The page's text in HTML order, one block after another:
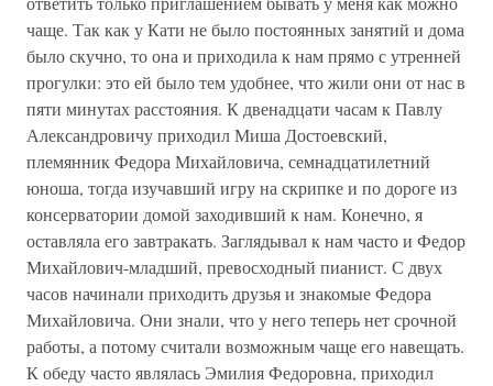
чаще. Так как у Кати не было постоянных занятий и дома
было скучно, то она и приходила к нам прямо с утренней
прогулки: это ей было тем удобнее, что жили они от нас в
пяти минутах расстояния. К двенадцати часам к Павлу
Александровичу приходил Миша Достоевский,
племянник Федора Михайловича, семнадцатилетний
юноша, тогда изучавший игру на скрипке и по дороге из
консерватории домой заходивший к нам. Конечно, я
оставляла его завтракать. Заглядывал к нам часто и Федор
Михайлович-младший, превосходный пианист. С двух
часов начинали приходить друзья и знакомые Федора
Михайловича. Они знали, что у него теперь нет срочной
работы, а потому считали возможным чаще его навещать.
К обеду часто являлась Эмилия Федоровна, приходил